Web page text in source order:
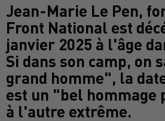
Jean-Marie Le Pen,
Front National est
janvier 2025 à l'âge
Si dans son camp, on
grand homme", la
est un "bel hommage
à l'autre extrême.